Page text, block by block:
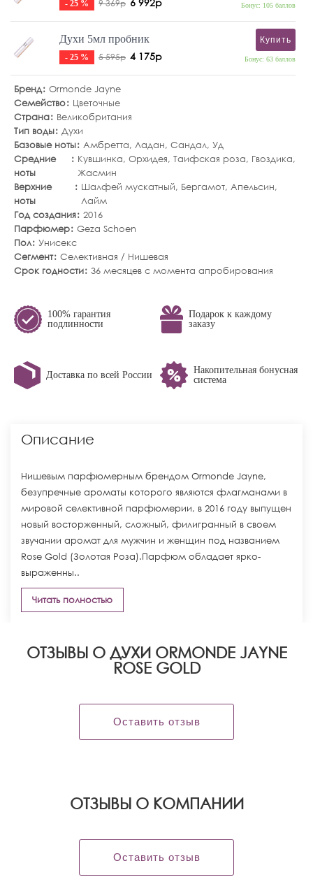
- 25 % 9 369р Бонус: 105 баллов
Духи 5мл пробник
- 25 % 5 595р 4 175р
Купить
Бонус: 63 баллов
Бренд Ormonde Jayne
Семейство
Цветочные
Страна
Великобритания
Тип воды Духи
Базовые ноты Амбретта, Ладан, Сандал, Уд
Средние
ноты
Кувшинка,Орхидея,Таифская роза, Гвоздика,
Жасмин
Верхние
ноты
Шалфей мускатный, Бергамот,Апельсин,
Лайм
Год создания 2016
Парфюмер Geza Schoen
Пол Унисекс
Сегмент Селективная / Нишевая
Срок годности 36 месяцев с момента апробирования
100% гарантия
подлинности
Подарок к каждому
заказу
Доставка по всей России
Накопительная бонусная
система
Описание
Нишевым парфюмерным брендом Ormonde Jayne,
безупречные ароматы которого являются флагманами в
мировой селективной парфюмерии, в 2016 году выпущен
новый восторженный, сложный, филигранный в своем
звучании аромат для мужчин и женщин под названием
Rose Gold (Золотая Роза).Парфюм обладает ярко-
выраженны..
Читать полностью
ОТЗЫВЫ О ДУХИ ORMONDE JAYNE
ROSE GOLD
Оставить отзыв
OТЗЫВЫ О КОМПАНИИ
Оставить отзыв